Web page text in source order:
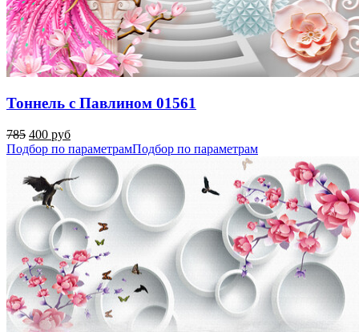
Тоннель с Павлином 01561
785 400 руб
Подбор по параметрамПодбор по параметрам